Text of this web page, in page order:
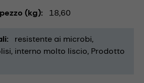
(kg) 18,60
resistente ai microbi
interno molto liscio Prodotto